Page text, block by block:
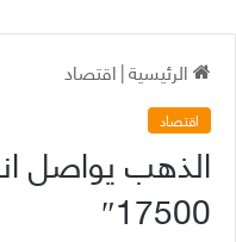
الرئيسية|اقتصاد
اقتصاد
17500″